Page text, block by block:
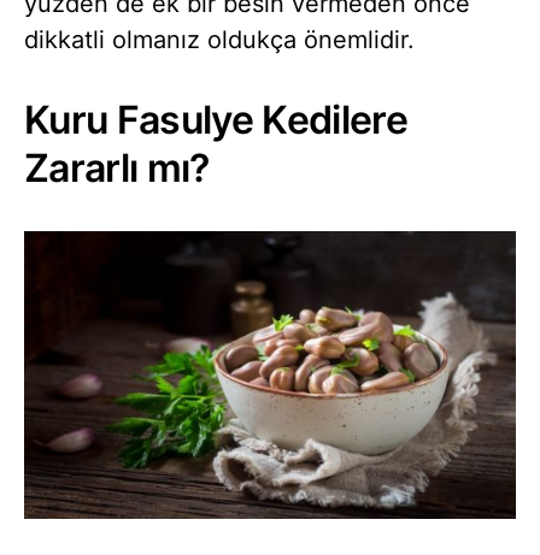
dikkatli olmanız oldukça önemlidir.
Kuru Fasulye Kedilere
Zararlı mı?